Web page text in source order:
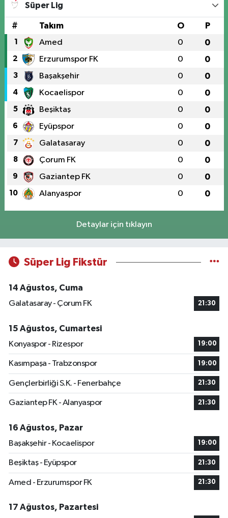
Süper Lig
# Takım O P
1 Amed 0 0
2 Erzurumspor FK 0 0
3 Başakşehir 0 0
4 Kocaelispor 0 0
5 Beşiktaş 0 0
6 Eyüpspor 0 0
7 Galatasaray 0 0
8 Çorum FK 0 0
9 Gaziantep FK 0 0
10 Alanyaspor 0 0
Detaylar için tıklayın
Süper Lig Fikstür
14 Ağustos, Cuma
Galatasaray - Çorum FK
21:30
15 Ağustos, Cumartesi
Konyaspor - Rizespor
19:00
Kasımpaşa - Trabzonspor 19:00
Gençlerbirliği S.K. - Fenerbahçe 21:30
Gaziantep FK - Alanyaspor 21:30
16 Ağustos, Pazar
Başakşehir - Kocaelispor
19:00
Beşiktaş - Eyüpspor 21:30
Amed - Erzurumspor FK 21:30
17 Ağustos, Pazartesi